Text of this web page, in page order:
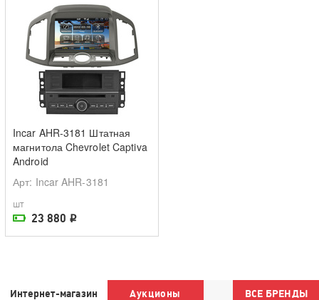
На складе поставщика
Incar AHR-3181 Штатная
магнитола Chevrolet Captiva
Android
Арт: Incar AHR-3181
шт
23 880 i
Интернет-магазин Аукционы ВСЕ БРЕНДЫ